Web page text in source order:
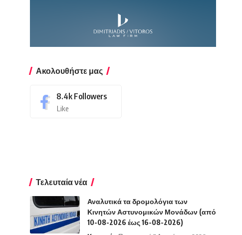
Ακολουθήστε μας
8.4k Followers
Like
Τελευταία νέα
Αναλυτικά τα δρομολόγια των
Κινητών Αστυνομικών Μονάδων (από
10-08-2026 έως 16-08-2026)